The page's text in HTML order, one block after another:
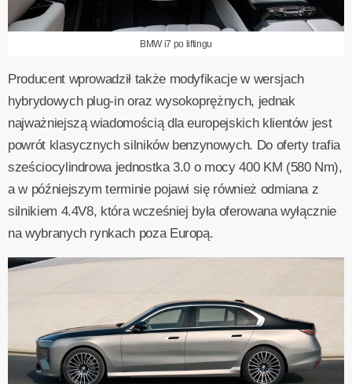
BMW i7 po liftingu
Producent wprowadził także modyfikacje w wersjach
hybrydowych plug-in oraz wysokoprężnych, jednak
najważniejszą wiadomością dla europejskich klientów jest
powrót klasycznych silników benzynowych. Do oferty trafia
sześciocylindrowa jednostka 3.0 o mocy 400 KM (580 Nm),
a w późniejszym terminie pojawi się również odmiana z
silnikiem 4.4V8, która wcześniej była oferowana wyłącznie
na wybranych rynkach poza Europą.